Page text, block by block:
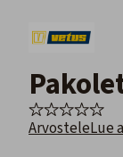
ArvosteleLue